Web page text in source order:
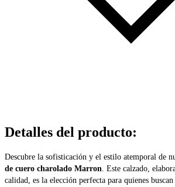
Detalles del producto:
Descubre la sofisticación y el estilo atemporal de
de cuero charolado Marron. Este calzado,
calidad, es la elección perfecta para quienes